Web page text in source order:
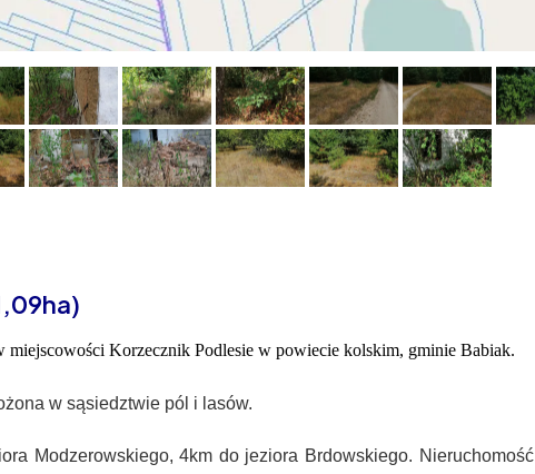
miejscowości Korzecznik Podlesie w powiecie kolskim, gminie Babiak.
w sąsiedztwie pól i lasów.
Modzerowskiego, 4km do jeziora Brdowskiego. Nieruchomość